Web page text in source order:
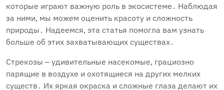
которые играют важную роль в экосистеме․ Наблюдая
за ними‚ мы можем оценить красоту и сложность
природы․ Надеемся‚ эта статья помогла вам узнать
больше об этих захватывающих существах․
Стрекозы – удивительные насекомые‚ грациозно
парящие в воздухе и охотящиеся на других мелких
существ․ Их яркая окраска и сложные глаза делают их